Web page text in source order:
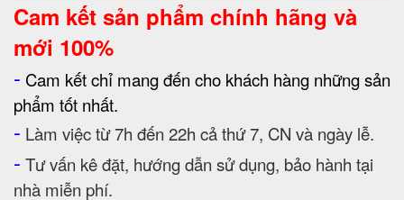
Cam kết sản phẩm chính hãng và
mới 100%
- Cam kết chỉ mang đến cho khách hàng những sản
phẩm tốt nhất.
- Làm việc từ 7h đến 22h cả thứ 7, CN và ngày lễ.
- Tư vấn kê đặt, hướng dẫn sử dụng, bảo hành tại
nhà miễn phí.